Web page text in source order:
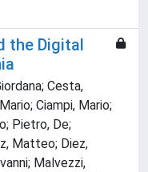
the Digital
Cesta,
Ciampi, Mario;
Pietro, De;
Matteo; Diez,
Malvezzi,